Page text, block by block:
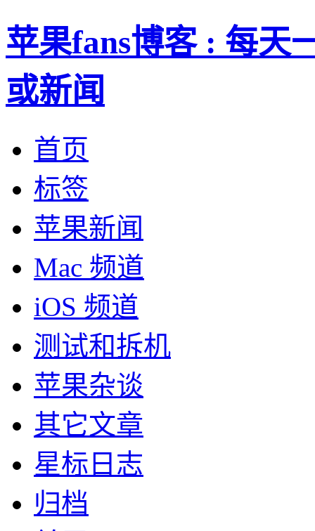
苹果fans博客 : 每天
或新闻
首页
标签
苹果新闻
Mac 频道
iOS 频道
测试和拆机
苹果杂谈
其它文章
星标日志
归档